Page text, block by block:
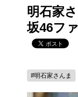
明石家
坂46フ
#明石家さんま